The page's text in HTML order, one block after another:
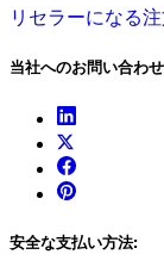
リセラーになる
当社へのお問い合わ
安全な支払い方法: